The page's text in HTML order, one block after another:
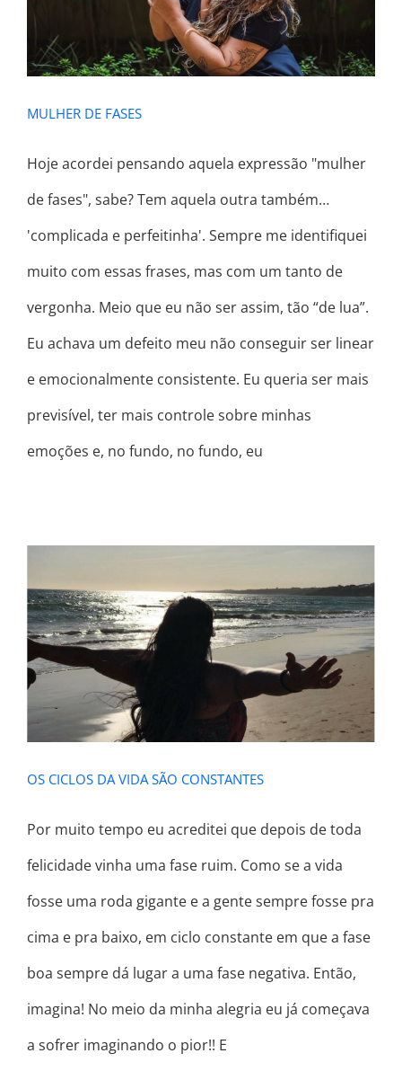
MULHER DE FASES
Hoje acordei pensando aquela expressão "mulher
de fases", sabe? Tem aquela outra também…
'complicada e perfeitinha'. Sempre me identifiquei
muito com essas frases, mas com um tanto de
vergonha. Meio que eu não ser assim, tão “de lua”.
Eu achava um defeito meu não conseguir ser linear
e emocionalmente consistente. Eu queria ser mais
previsível, ter mais controle sobre minhas
emoções e, no fundo, no fundo, eu
OS CICLOS DA VIDA SÃO
CONSTANTES
OS CICLOS DA VIDA SÃO CONSTANTES
Por muito tempo eu acreditei que depois de toda
felicidade vinha uma fase ruim. Como se a vida
fosse uma roda gigante e a gente sempre fosse pra
cima e pra baixo, em ciclo constante em que a fase
boa sempre dá lugar a uma fase negativa. Então,
imagina! No meio da minha alegria eu já começava
a sofrer imaginando o pior!! E